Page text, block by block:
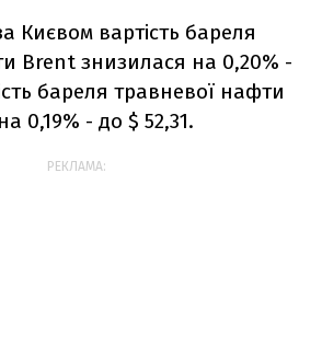
Києвом вартість бареля
Brent знизилася на 0,20% -
бареля травневої нафти
0,19% - до $ 52,31.
РЕКЛАМА: